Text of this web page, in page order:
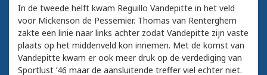
In de tweede helft kwam Reguillo Vandepitte in het veld
voor Mickenson de Pessemier. Thomas van Renterghem
zakte een linie naar links achter zodat Vandepitte zijn vaste
plaats op het middenveld kon innemen. Met de komst van
Vandepitte kwam er ook meer druk op de verdediging van
Sportlust ’46 maar de aansluitende treffer viel echter niet.